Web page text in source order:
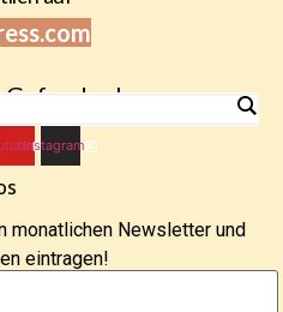
Gefunden!
Instagram
monatlichen Newsletter und
eintragen!